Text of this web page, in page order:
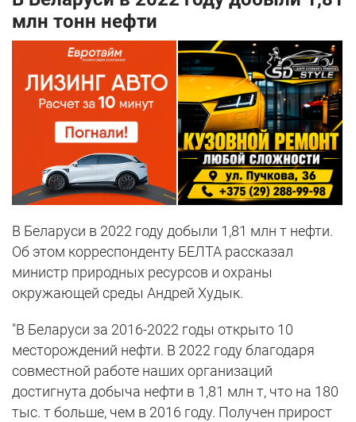
млн тонн нефти
В Беларуси в 2022 году добыли 1,81 млн т нефти.
Об этом корреспонденту БЕЛТА рассказал
министр природных ресурсов и охраны
окружающей среды Андрей Худык.
"В Беларуси за 2016-2022 годы открыто 10
месторождений нефти. В 2022 году благодаря
совместной работе наших организаций
достигнута добыча нефти в 1,81 млн т, что на 180
тыс. т больше, чем в 2016 году. Получен прирост